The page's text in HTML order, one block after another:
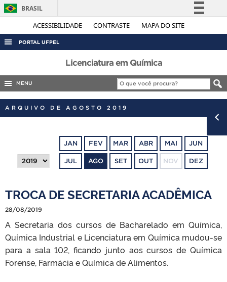
ACESSIBILIDADE CONTRASTE MAPA DO SITE
BRASIL
Simplifique!
Legislação
Canais
PORTAL UFPEL
ACESSO À INFORMAÇÃO
AUDITORIA
CONCURSOS
OUVIDORIA
TELEFONES
Licenciatura em Química
MENU
ARQUIVO DE AGOSTO 2019
JAN FEV MAR ABR MAI JUN
JUL AGO SET OUT NOV DEZ
TROCA DE SECRETARIA ACADÊMICA
28/08/2019
A Secretaria dos cursos de Bacharelado em Química,
Química Industrial e Licenciatura em Química mudou-se
para a sala 102, ficando junto aos cursos de Química
Forense, Farmácia e Química de Alimentos.